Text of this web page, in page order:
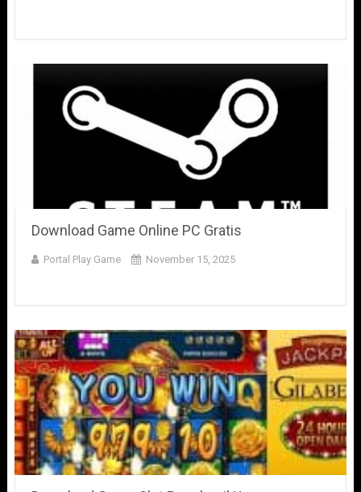
Download Game Online PC Gratis
Portal Play Game November 15, 2025